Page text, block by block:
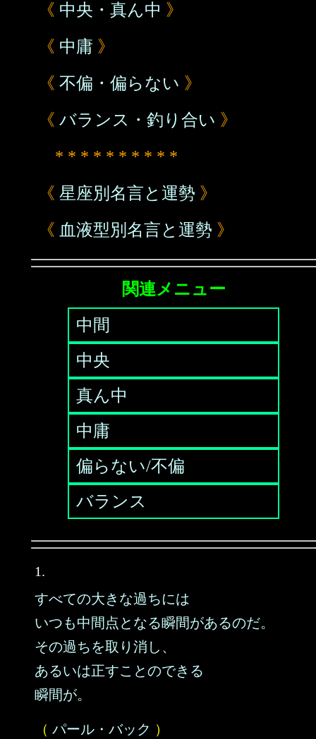
《 中央・真ん中 》
《 中庸 》
《 不偏・偏らない 》
《 バランス・釣り合い 》
* * * * * * * * * *
《 星座別名言と運勢 》
《 血液型別名言と運勢 》
関連メニュー
中間
中央
真ん中
中庸
偏らない/不偏
バランス
1.
すべての大きな過ちには
いつも中間点となる瞬間があるのだ。
その過ちを取り消し、
あるいは正すことのできる
瞬間が。
（ パール・バック ）